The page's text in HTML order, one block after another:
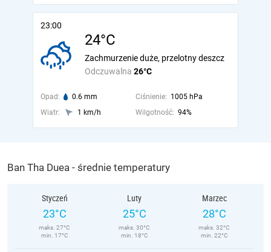
23:00
24°C
Odczuwalna 26°C
Zachmurzenie duże, przelotny deszcz
Opad: 0.6 mm Ciśnienie: 1005 hPa
Wiatr:
1 km/h Wilgotność: 94%
Ban Tha Duea - średnie temperatury
Styczeń
23°C
maks. 27°C
min. 17°C
Luty
25°C
maks. 30°C
min. 18°C
Marzec
28°C
maks. 32°C
min. 22°C